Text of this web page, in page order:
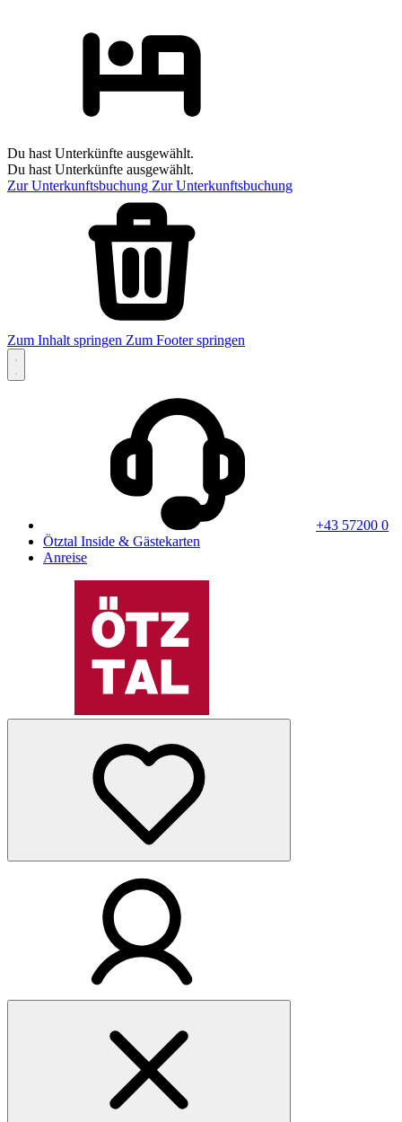
Du hast Unterkünfte ausgewählt.
Du hast Unterkünfte ausgewählt.
Zur Unterkunftsbuchung Zur Unterkunftsbuchung
Zum Inhalt springen Zum Footer springen
+43 57200 0
Ötztal Inside & Gästekarten
Anreise